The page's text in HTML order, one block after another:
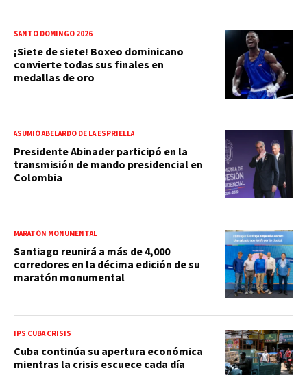
SANTO DOMINGO 2026
¡Siete de siete! Boxeo dominicano
convierte todas sus finales en
medallas de oro
ASUMIÓ ABELARDO DE LA ESPRIELLA
Presidente Abinader participó en la
transmisión de mando presidencial en
Colombia
MARATÓN MONUMENTAL
Santiago reunirá a más de 4,000
corredores en la décima edición de su
maratón monumental
IPS CUBA CRISIS
Cuba continúa su apertura económica
mientras la crisis escuece cada día